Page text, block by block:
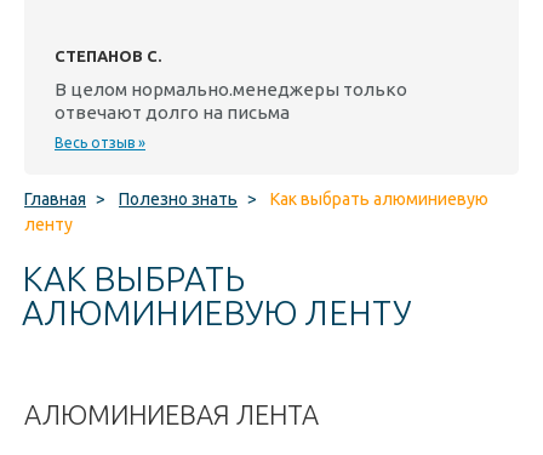
СТЕПАНОВ С.
В целом нормально.менеджеры только
отвечают долго на письма
Весь отзыв »
Главная > Полезно знать >
Как выбрать алюминиевую
ленту
КАК ВЫБРАТЬ
АЛЮМИНИЕВУЮ ЛЕНТУ
АЛЮМИНИЕВАЯ ЛЕНТА